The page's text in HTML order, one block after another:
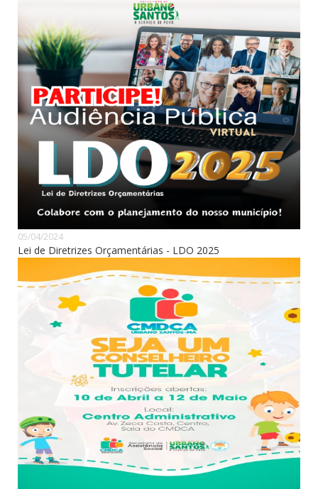
05/04/2024
Lei de Diretrizes Orçamentárias - LDO 2025